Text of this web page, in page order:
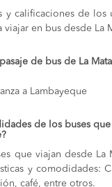
y calificaciones de los
viajar en bus desde La
de bus de La
a Lambayeque
de los buses
que viajan desde La
y comodidades:
café, entre otros.